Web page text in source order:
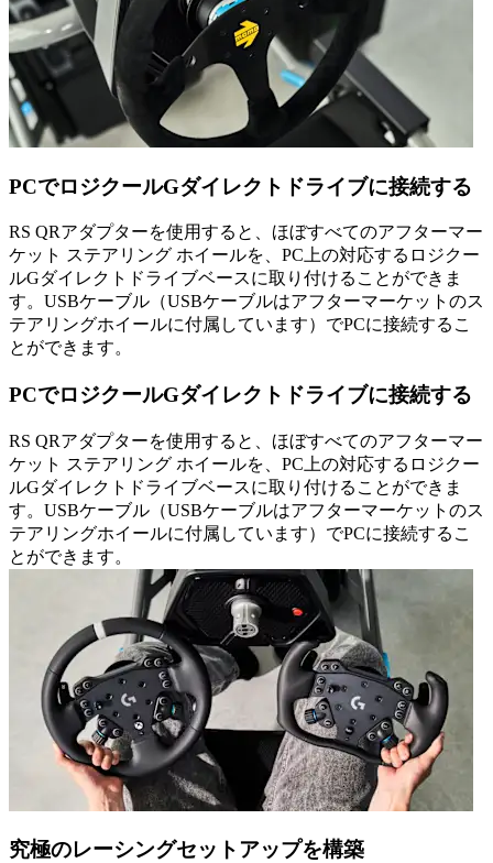
PCでロジクールGダイレクトドライブに接続する
RS QRアダプターを使用すると、ほぼすべてのアフターマー
ケット ステアリング ホイールを、PC上の対応するロジクー
ルGダイレクトドライブベースに取り付けることができま
す。USBケーブル（USBケーブルはアフターマーケットのス
テアリングホイールに付属しています）でPCに接続するこ
とができます。
PCでロジクールGダイレクトドライブに接続する
RS QRアダプターを使用すると、ほぼすべてのアフターマー
ケット ステアリング ホイールを、PC上の対応するロジクー
ルGダイレクトドライブベースに取り付けることができま
す。USBケーブル（USBケーブルはアフターマーケットのス
テアリングホイールに付属しています）でPCに接続するこ
とができます。
究極のレーシングセットアップを構築